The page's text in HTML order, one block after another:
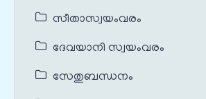
സീതാസ്വയംവരം
ദേവയാനി സ്വയംവരം
സേതുബന്ധനം